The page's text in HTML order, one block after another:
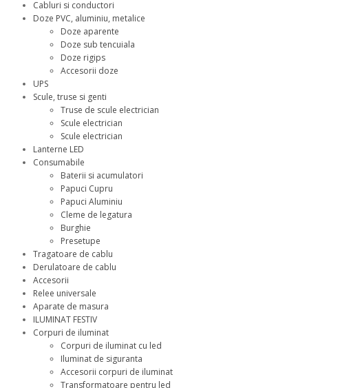
Cabluri si conductori
Doze PVC, aluminiu, metalice
Doze aparente
Doze sub tencuiala
Doze rigips
Accesorii doze
UPS
Scule, truse si genti
Truse de scule electrician
Scule electrician
Scule electrician
Lanterne LED
Consumabile
Baterii si acumulatori
Papuci Cupru
Papuci Aluminiu
Cleme de legatura
Burghie
Presetupe
Tragatoare de cablu
Derulatoare de cablu
Accesorii
Relee universale
Aparate de masura
ILUMINAT FESTIV
Corpuri de iluminat
Corpuri de iluminat cu led
Iluminat de siguranta
Accesorii corpuri de iluminat
Transformatoare pentru led